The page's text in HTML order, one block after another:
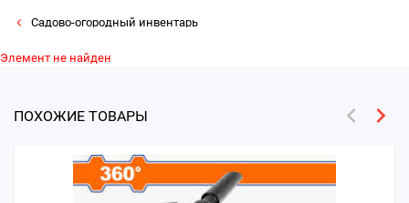
Садово-огородный инвентарь
Элемент не найден
ПОХОЖИЕ ТОВАРЫ